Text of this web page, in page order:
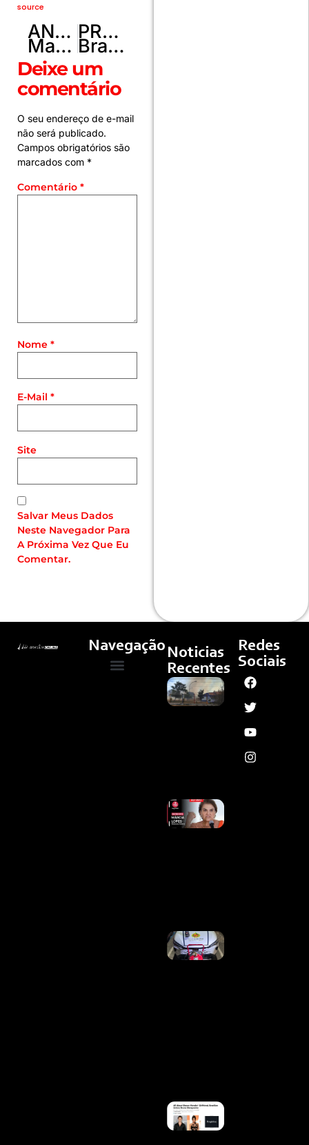
source
ANTERIOR
Magda diz que decisão de reduzir gasolina seria “prematura”
PRÓXIMO
Brasil tem fluxo cambial positivo de US$7,168 bi em junho até dia 26, diz BC
Deixe um
comentário
O seu endereço de e-mail
não será publicado.
Campos obrigatórios são
marcados com *
Comentário *
Nome *
E-Mail *
Site
Salvar Meus Dados
Neste Navegador Para
A Próxima Vez Que Eu
Comentar.
Navegação Noticias
Recentes
Incêndio
Em
Vegetação
Leva À
De Creche
No Guará
Ler
Mais »
Redes
Sociais